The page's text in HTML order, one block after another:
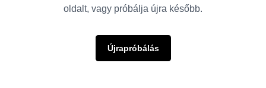
oldalt, vagy próbálja újra később.
Újrapróbálás